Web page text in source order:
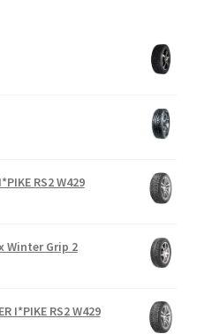
RS2 W429
Winter Grip 2
I*PIKE RS2 W429